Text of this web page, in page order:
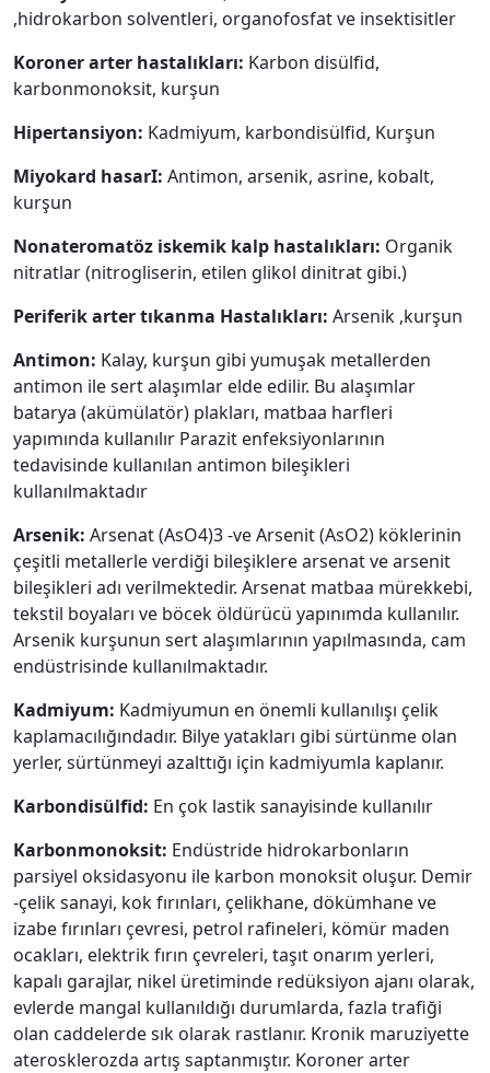
,hidrokarbon solventleri, organofosfat ve insektisitler
Koroner arter hastalıkları: Karbon disülfid,
karbonmonoksit, kurşun
Hipertansiyon: Kadmiyum, karbondisülfid, Kurşun
Miyokard hasarI: Antimon, arsenik, asrine, kobalt,
kurşun
Nonateromatöz iskemik kalp hastalıkları: Organik
nitratlar (nitrogliserin, etilen glikol dinitrat gibi.)
Periferik arter tıkanma Hastalıkları: Arsenik ,kurşun
Antimon: Kalay, kurşun gibi yumuşak metallerden
antimon ile sert alaşımlar elde edilir. Bu alaşımlar
batarya (akümülatör) plakları, matbaa harfleri
yapımında kullanılır Parazit enfeksiyonlarının
tedavisinde kullanılan antimon bileşikleri
kullanılmaktadır
Arsenik: Arsenat (AsO4)3 -ve Arsenit (AsO2) köklerinin
çeşitli metallerle verdiği bileşiklere arsenat ve arsenit
bileşikleri adı verilmektedir. Arsenat matbaa mürekkebi,
tekstil boyaları ve böcek öldürücü yapınımda kullanılır.
Arsenik kurşunun sert alaşımlarının yapılmasında, cam
endüstrisinde kullanılmaktadır.
Kadmiyum: Kadmiyumun en önemli kullanılışı çelik
kaplamacılığındadır. Bilye yatakları gibi sürtünme olan
yerler, sürtünmeyi azalttığı için kadmiyumla kaplanır.
Karbondisülfid: En çok lastik sanayisinde kullanılır
Karbonmonoksit: Endüstride hidrokarbonların
parsiyel oksidasyonu ile karbon monoksit oluşur. Demir
-çelik sanayi, kok fırınları, çelikhane, dökümhane ve
izabe fırınları çevresi, petrol rafineleri, kömür maden
ocakları, elektrik fırın çevreleri, taşıt onarım yerleri,
kapalı garajlar, nikel üretiminde redüksiyon ajanı olarak,
evlerde mangal kullanıldığı durumlarda, fazla trafiği
olan caddelerde sık olarak rastlanır. Kronik maruziyette
aterosklerozda artış saptanmıştır. Koroner arter